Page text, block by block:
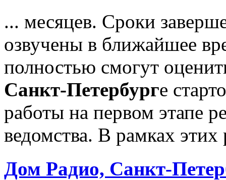
... месяцев. Сроки
озвучены в ближайшее
полностью смогут
Санкт-Петербурге
работы на первом этапе
ведомства. В рамках
Дом Радио, Санкт-